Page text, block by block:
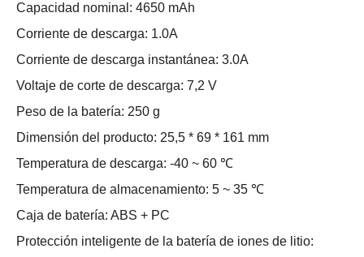
Capacidad nominal: 4650 mAh
Corriente de descarga: 1.0A
Corriente de descarga instantánea: 3.0A
Voltaje de corte de descarga: 7,2 V
Peso de la batería: 250 g
Dimensión del producto: 25,5 * 69 * 161 mm
Temperatura de descarga: -40 ~ 60 ℃
Temperatura de almacenamiento: 5 ~ 35 ℃
Caja de batería: ABS + PC
Protección inteligente de la batería de iones de litio: